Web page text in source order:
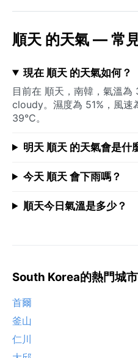
順天 的天氣 — 常
現在 順天 的天氣如何？
目前在 順天，南韓，氣溫
cloudy。濕度為 51%，風速
39°C。
明天 順天 的天氣會是什
今天 順天 會下雨嗎？
順天今日氣溫是多少？
South Korea的熱門城市
首爾
釜山
仁川